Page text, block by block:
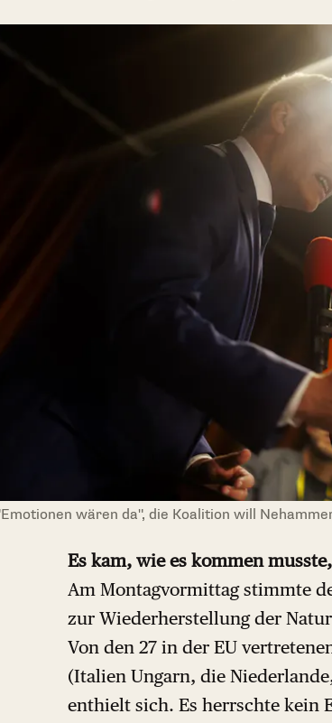
wären da", die Koalition will
Es kam, wie es kommen musste,
Am Montagvormittag stimmte
zur Wiederherstellung der
Von den 27 in der EU
(Italien Ungarn, die
enthielt sich. Es herrschte kein